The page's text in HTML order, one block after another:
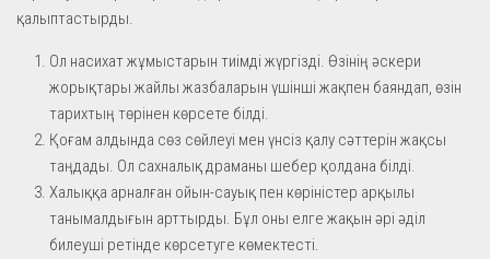
қалыптастырды.
Ол насихат жұмыстарын тиімді жүргізді. Өзінің әскери
жорықтары жайлы жазбаларын үшінші жақпен баяндап, өзін
тарихтың төрінен көрсете білді.
Қоғам алдында сөз сөйлеуі мен үнсіз қалу сәттерін жақсы
таңдады. Ол сахналық драманы шебер қолдана білді.
Халыққа арналған ойын-сауық пен көріністер арқылы
танымалдығын арттырды. Бұл оны елге жақын әрі әділ
билеуші ретінде көрсетуге көмектесті.